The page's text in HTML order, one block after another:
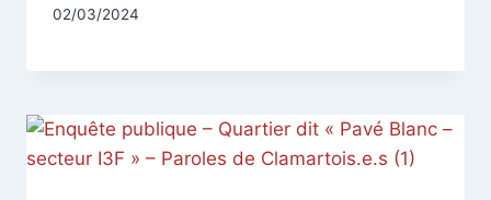
Par
02/03/2024